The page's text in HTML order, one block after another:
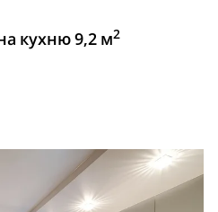
кухню 9,2 м2